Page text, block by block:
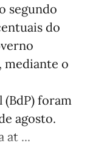
segundo
do
mediante o
(BdP) foram
agosto.
at ...